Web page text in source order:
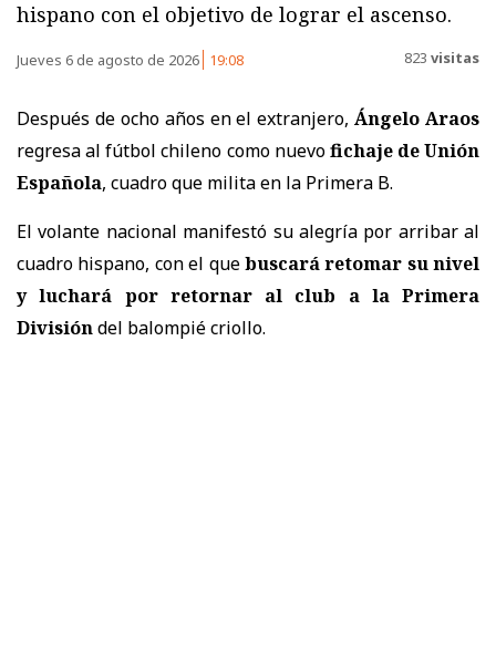
hispano con el objetivo de lograr el ascenso.
Jueves 6 de agosto de 2026 19:08 823 visitas
Después de ocho años en el extranjero,Ángelo Araos
regresa al fútbol chileno como nuevofichaje de Unión
Española, cuadro que milita en la Primera B.
El volante nacional manifestó su alegría por arribar al
cuadro hispano, con el quebuscará retomar su nivel
y luchará por retornar al club a la Primera
Divisióndel balompié criollo.